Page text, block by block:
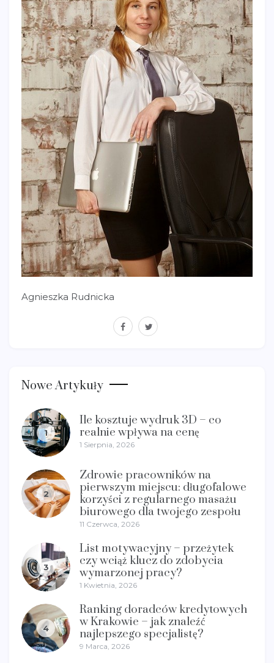
Agnieszka Rudnicka
facebook
twitter
Nowe Artykuły
1
Ile kosztuje wydruk 3D – co
realnie wpływa na cenę
1 Sierpnia, 2026
2
Zdrowie pracowników na
pierwszym miejscu: długofalowe
korzyści z regularnego masażu
biurowego dla twojego zespołu
11 Czerwca, 2026
3
List motywacyjny – przeżytek
czy wciąż klucz do zdobycia
wymarzonej pracy?
1 Kwietnia, 2026
4
Ranking doradców kredytowych
w Krakowie – jak znaleźć
najlepszego specjalistę?
9 Marca, 2026